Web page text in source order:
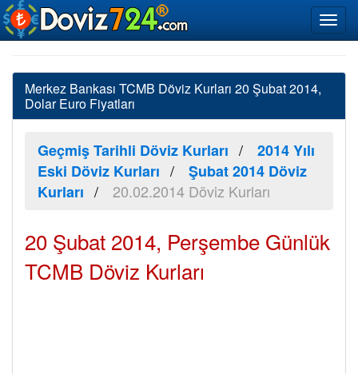
Merkez Bankası TCMB Döviz Kurları 20 Şubat 2014,
Dolar Euro Fiyatları
Geçmiş Tarihli Döviz Kurları
2014 Yılı
Eski Döviz Kurları
Şubat 2014 Döviz
Kurları
20.02.2014 Döviz Kurları
20 Şubat 2014, Perşembe Günlük
TCMB Döviz Kurları